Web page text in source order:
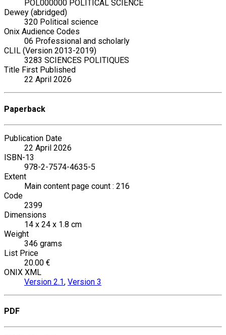
POL000000 POLITICAL SCIENCE
Dewey (abridged)
320 Political science
Onix Audience Codes
06 Professional and scholarly
CLIL (Version 2013-2019)
3283 SCIENCES POLITIQUES
Title First Published
22 April 2026
Paperback
Publication Date
22 April 2026
ISBN-13
978-2-7574-4635-5
Extent
Main content page count : 216
Code
2399
Dimensions
14 x 24 x 1.8 cm
Weight
346 grams
List Price
20.00 €
ONIX XML
Version 2.1, Version 3
PDF